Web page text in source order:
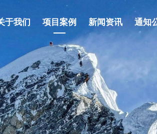
于我们 项目案例 新闻资讯 通知